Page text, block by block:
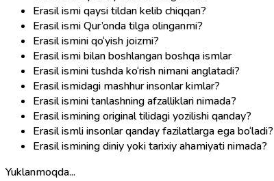
Erasil ismi qaysi tildan kelib chiqqan?
Erasil ismi Qur’onda tilga olinganmi?
Erasil ismini qo‘yish joizmi?
Erasil ismi bilan boshlangan boshqa ismlar
Erasil ismini tushda ko‘rish nimani anglatadi?
Erasil ismidagi mashhur insonlar kimlar?
Erasil ismini tanlashning afzalliklari nimada?
Erasil ismining original tilidagi yozilishi qanday?
Erasil ismli insonlar qanday fazilatlarga ega bo‘ladi?
Erasil ismining diniy yoki tarixiy ahamiyati nimada?
Yuklanmoqda...